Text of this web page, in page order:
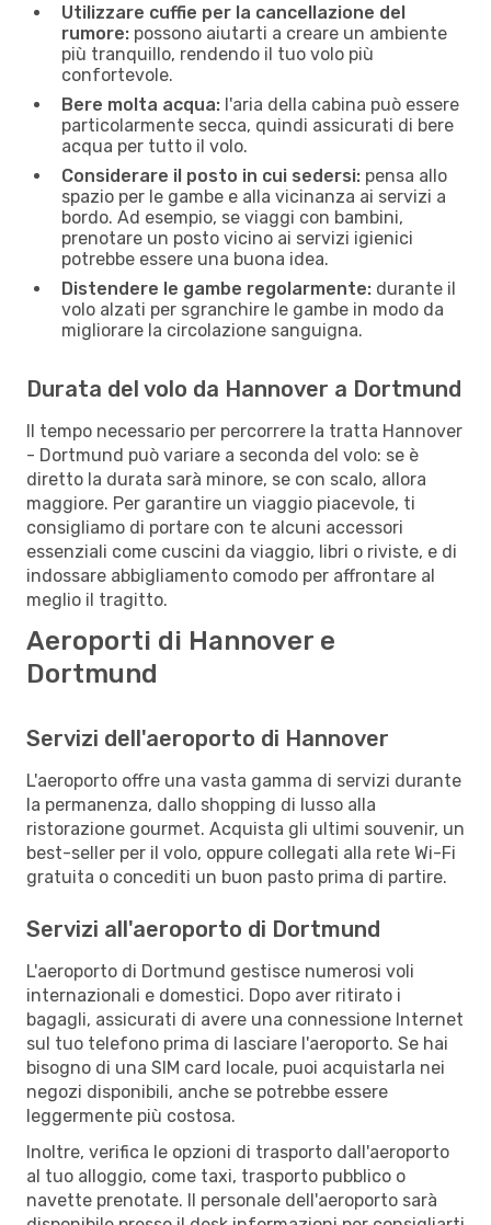
Utilizzare cuffie per la cancellazione del
rumore: possono aiutarti a creare un ambiente
più tranquillo, rendendo il tuo volo più
confortevole.
Bere molta acqua: l'aria della cabina può essere
particolarmente secca, quindi assicurati di bere
acqua per tutto il volo.
Considerare il posto in cui sedersi: pensa allo
spazio per le gambe e alla vicinanza ai servizi a
bordo. Ad esempio, se viaggi con bambini,
prenotare un posto vicino ai servizi igienici
potrebbe essere una buona idea.
Distendere le gambe regolarmente: durante il
volo alzati per sgranchire le gambe in modo da
migliorare la circolazione sanguigna.
Durata del volo da Hannover a Dortmund
Il tempo necessario per percorrere la tratta Hannover
- Dortmund può variare a seconda del volo: se è
diretto la durata sarà minore, se con scalo, allora
maggiore. Per garantire un viaggio piacevole, ti
consigliamo di portare con te alcuni accessori
essenziali come cuscini da viaggio, libri o riviste, e di
indossare abbigliamento comodo per affrontare al
meglio il tragitto.
Aeroporti di Hannover e
Dortmund
Servizi dell'aeroporto di Hannover
L'aeroporto offre una vasta gamma di servizi durante
la permanenza, dallo shopping di lusso alla
ristorazione gourmet. Acquista gli ultimi souvenir, un
best-seller per il volo, oppure collegati alla rete Wi-Fi
gratuita o concediti un buon pasto prima di partire.
Servizi all'aeroporto di Dortmund
L'aeroporto di Dortmund gestisce numerosi voli
internazionali e domestici. Dopo aver ritirato i
bagagli, assicurati di avere una connessione Internet
sul tuo telefono prima di lasciare l'aeroporto. Se hai
bisogno di una SIM card locale, puoi acquistarla nei
negozi disponibili, anche se potrebbe essere
leggermente più costosa.
Inoltre, verifica le opzioni di trasporto dall'aeroporto
al tuo alloggio, come taxi, trasporto pubblico o
navette prenotate. Il personale dell'aeroporto sarà